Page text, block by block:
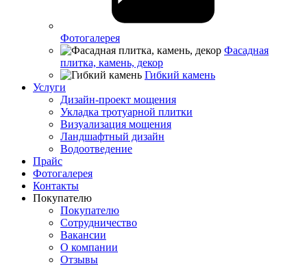
Фотогалерея
Фасадная
плитка, камень, декор
Гибкий камень
Услуги
Дизайн-проект мощения
Укладка тротуарной плитки
Визуализация мощения
Ландшафтный дизайн
Водоотведение
Прайс
Фотогалерея
Контакты
Покупателю
Покупателю
Сотрудничество
Вакансии
О компании
Отзывы